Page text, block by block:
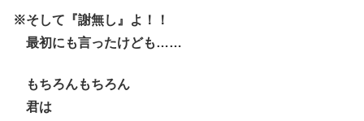
※そして『謝無し』よ！！
最初にも言ったけども……
もちろんもちろん
君は